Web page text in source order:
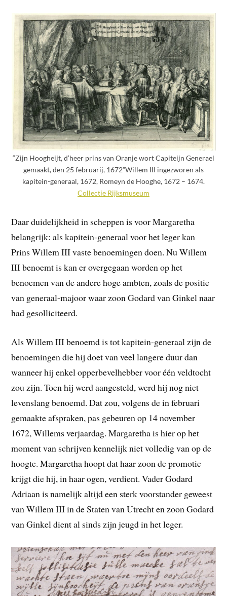
“Zijn Hoogheijt, d’heer prins van Oranje wort Capiteijn Generael
gemaakt, den 25 februarij, 1672”Willem III ingezworen als
kapitein-generaal, 1672, Romeyn de Hooghe, 1672 – 1674.
Collectie Rijksmuseum
Daar duidelijkheid in scheppen is voor Margaretha
belangrijk: als kapitein-generaal voor het leger kan
Prins Willem III vaste benoemingen doen. Nu Willem
III benoemt is kan er overgegaan worden op het
benoemen van de andere hoge ambten, zoals de positie
van generaal-majoor waar zoon Godard van Ginkel naar
had gesolliciteerd.
Als Willem III benoemd is tot kapitein-generaal zijn de
benoemingen die hij doet van veel langere duur dan
wanneer hij enkel opperbevelhebber voor één veldtocht
zou zijn. Toen hij werd aangesteld, werd hij nog niet
levenslang benoemd. Dat zou, volgens de in februari
gemaakte afspraken, pas gebeuren op 14 november
1672, Willems verjaardag. Margaretha is hier op het
moment van schrijven kennelijk niet volledig van op de
hoogte. Margaretha hoopt dat haar zoon de promotie
krijgt die hij, in haar ogen, verdient. Vader Godard
Adriaan is namelijk altijd een sterk voorstander geweest
van Willem III in de Staten van Utrecht en zoon Godard
van Ginkel dient al sinds zijn jeugd in het leger.